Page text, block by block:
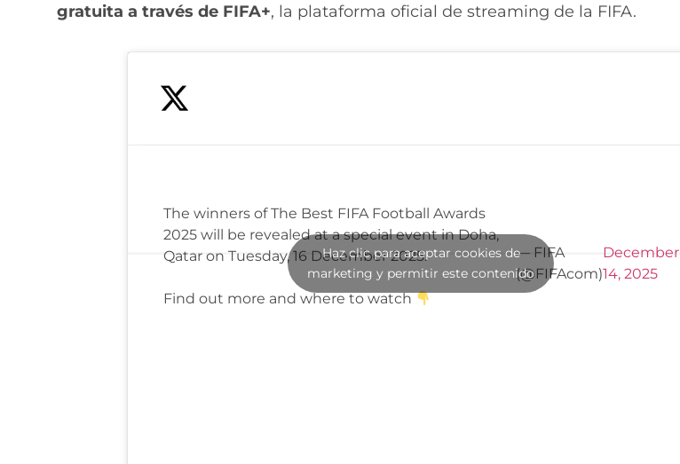
gratuita a través de FIFA+, la plataforma oficial de streaming de la FIFA.
The winners of The Best FIFA Football Awards
2025 will be revealed at a special event in Doha,
Qatar on Tuesday, 16 December 2025.
Find out more and where to watch
— FIFA
(@FIFAcom)
December
14, 2025
Haz clic para aceptar cookies de
marketing y permitir este contenido